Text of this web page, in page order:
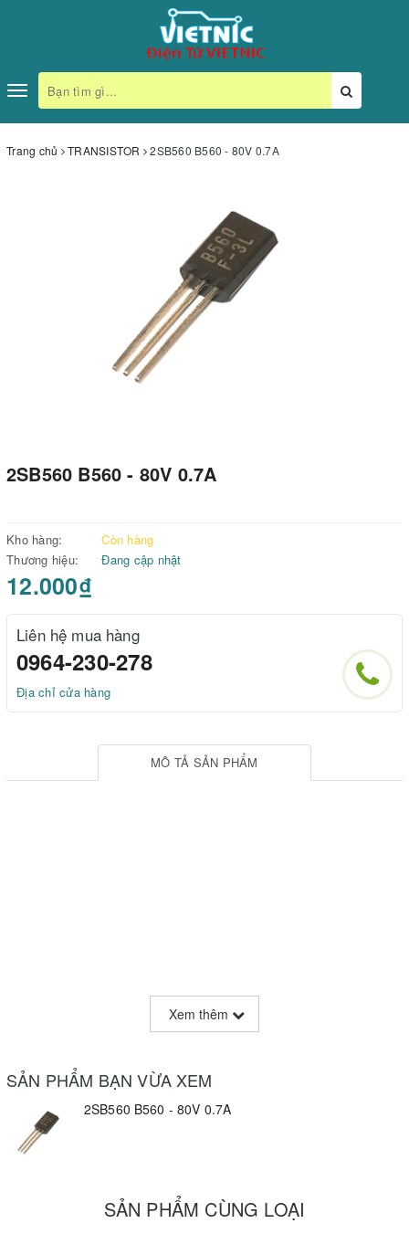
Toggle
navigation
Trang chủ TRANSISTOR 2SB560 B560 - 80V 0.7A
2SB560 B560 - 80V 0.7A
Kho hàng:
Còn hàng
Thương hiệu:
Đang cập nhật
12.000₫
Liên hệ mua hàng
0964-230-278
Địa chỉ cửa hàng
MÔ TẢ SẢN PHẨM
Xem thêm
SẢN PHẨM BẠN VỪA XEM
2SB560 B560 - 80V 0.7A
SẢN PHẨM CÙNG LOẠI